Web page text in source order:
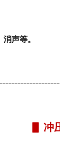
声等。
▋ 冲